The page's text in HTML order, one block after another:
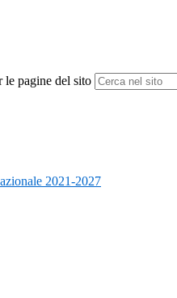
le pagine del sito
2021-2027